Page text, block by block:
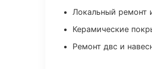
Локальный ремонт
Керамические
Ремонт двс и